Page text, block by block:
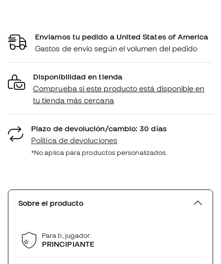
Enviamos tu pedido a United States of America
Gastos de envío según el volumen del pedido
Disponibilidad en tienda
Comprueba si este producto está disponible en
tu tienda más cercana
Plazo de devolución/cambio: 30 días
Política de devoluciones
*No aplica para productos personalizados.
Sobre el producto
Para ti, jugador:
PRINCIPIANTE